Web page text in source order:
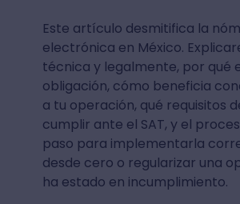
Este artículo desmitifica la
electrónica en México.
técnica y legalmente, por qué
obligación, cómo beneficia
a tu operación, qué requisitos
cumplir ante el SAT, y el
paso para implementarla
desde cero o regularizar una
ha estado en incumplimiento.